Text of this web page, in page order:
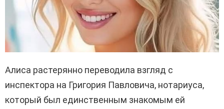
Алиса растерянно переводила взгляд с
инспектора на Григория Павловича, нотариуса,
который был единственным знакомым ей